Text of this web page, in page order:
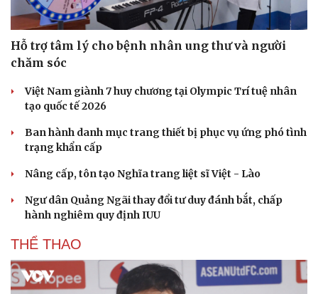
Hỗ trợ tâm lý cho bệnh nhân ung thư và người
chăm sóc
Việt Nam giành 7 huy chương tại Olympic Trí tuệ nhân
tạo quốc tế 2026
Ban hành danh mục trang thiết bị phục vụ ứng phó tình
trạng khẩn cấp
Nâng cấp, tôn tạo Nghĩa trang liệt sĩ Việt - Lào
Ngư dân Quảng Ngãi thay đổi tư duy đánh bắt, chấp
hành nghiêm quy định IUU
THỂ THAO